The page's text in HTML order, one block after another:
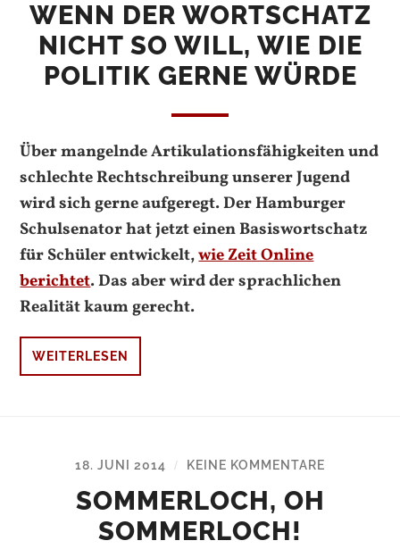
WENN DER WORTSCHATZ
NICHT SO WILL, WIE DIE
POLITIK GERNE WÜRDE
Über mangelnde Artikulationsfähigkeiten und
schlechte Rechtschreibung unserer Jugend
wird sich gerne aufgeregt. Der Hamburger
Schulsenator hat jetzt einen Basiswortschatz
für Schüler entwickelt,wie Zeit Online
berichtet. Das aber wird der sprachlichen
Realität kaum gerecht.
WEITERLESEN
18. JUNI 2014 / KEINE KOMMENTARE
SOMMERLOCH, OH
SOMMERLOCH!